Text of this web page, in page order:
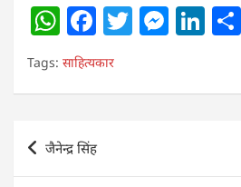
W
h
at
s
A
p
F
a
c
e
b
o
T
er
M
e
g
Li
e
n
Tags: साहित्यकार
Post
navigation
जैनेन्द्र सिंह